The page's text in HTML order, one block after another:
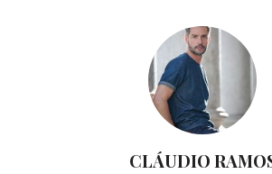
CLÁUDIO